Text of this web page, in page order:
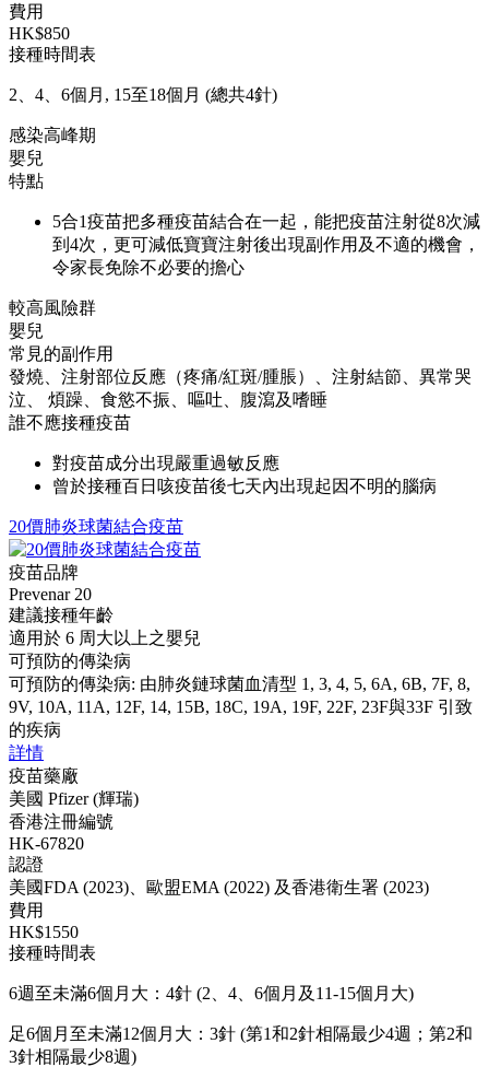
費用
HK$850
接種時間表
2、4、6個月, 15至18個月 (總共4針)
感染高峰期
嬰兒
特點
5合1疫苗把多種疫苗結合在一起，能把疫苗注射從8次減
到4次，更可減低寶寶注射後出現副作用及不適的機會，
令家長免除不必要的擔心
較高風險群
嬰兒
常見的副作用
發燒、注射部位反應（疼痛/紅斑/腫脹）、注射結節、異常哭
泣、 煩躁、食慾不振、嘔吐、腹瀉及嗜睡
誰不應接種疫苗
對疫苗成分出現嚴重過敏反應
曾於接種百日咳疫苗後七天內出現起因不明的腦病
20價肺炎球菌結合疫苗
疫苗品牌
Prevenar 20
建議接種年齡
適用於 6 周大以上之嬰兒
可預防的傳染病
可預防的傳染病: 由肺炎鏈球菌血清型 1, 3, 4, 5, 6A, 6B, 7F, 8,
9V, 10A, 11A, 12F, 14, 15B, 18C, 19A, 19F, 22F, 23F與33F 引致
的疾病
詳情
疫苗藥廠
美國 Pfizer (輝瑞)
香港注冊編號
HK-67820
認證
美國FDA (2023)、歐盟EMA (2022) 及香港衛生署 (2023)
費用
HK$1550
接種時間表
6週至未滿6個月大：4針 (2、4、6個月及11-15個月大)
足6個月至未滿12個月大：3針 (第1和2針相隔最少4週；第2和
3針相隔最少8週)